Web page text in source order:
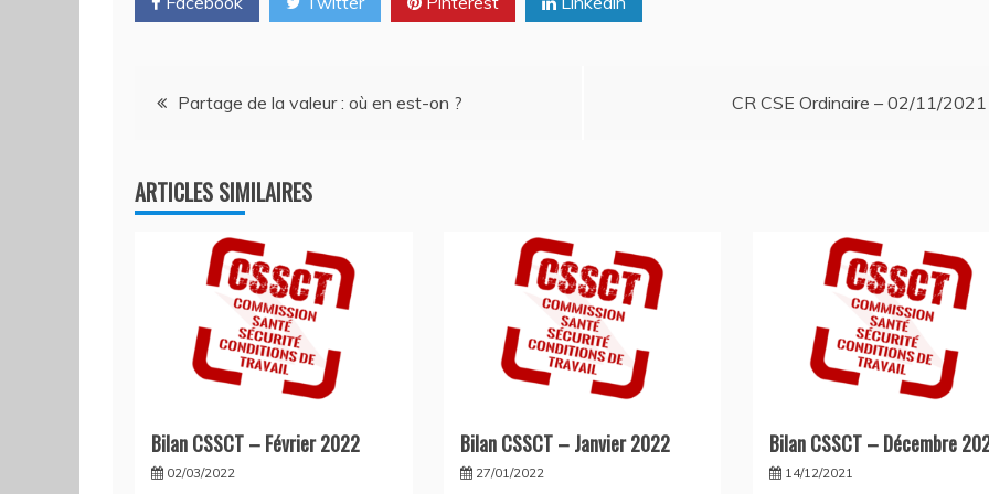
Navigation
l’article
Partage de la valeur : où en est-on ? CR CSE Ordinaire – 02/11/2021
ARTICLES SIMILAIRES
Bilan CSSCT – Février 2022
02/03/2022
Bilan CSSCT – Janvier 2022
27/01/2022
Bilan CSSCT – Décembre
14/12/2021